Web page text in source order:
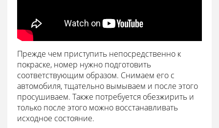
Прежде чем приступить непосредственно к
покраске, номер нужно подготовить
соответствующим образом. Снимаем его с
автомобиля, тщательно вымываем и после этого
просушиваем. Также потребуется обезжирить и
только после этого можно восстанавливать
исходное состояние.